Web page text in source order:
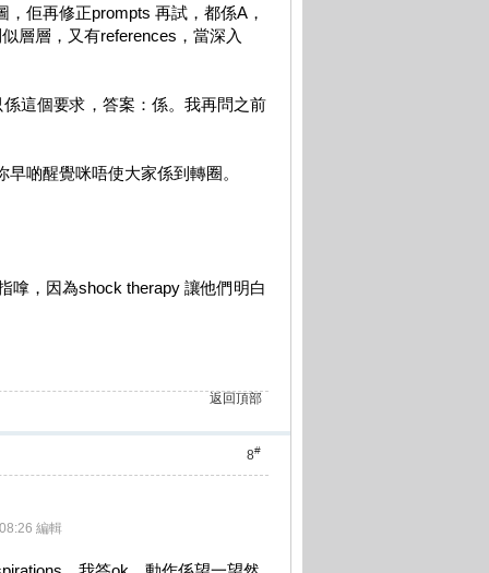
佢再修正prompts 再試，都係A，
層層，又有references，當深入
這個要求，答案：係。我再問之前
啲醒覺咪唔使大家係到轉圈。
嗱，因為shock therapy 讓他們明白
返回頂部
8#
編輯